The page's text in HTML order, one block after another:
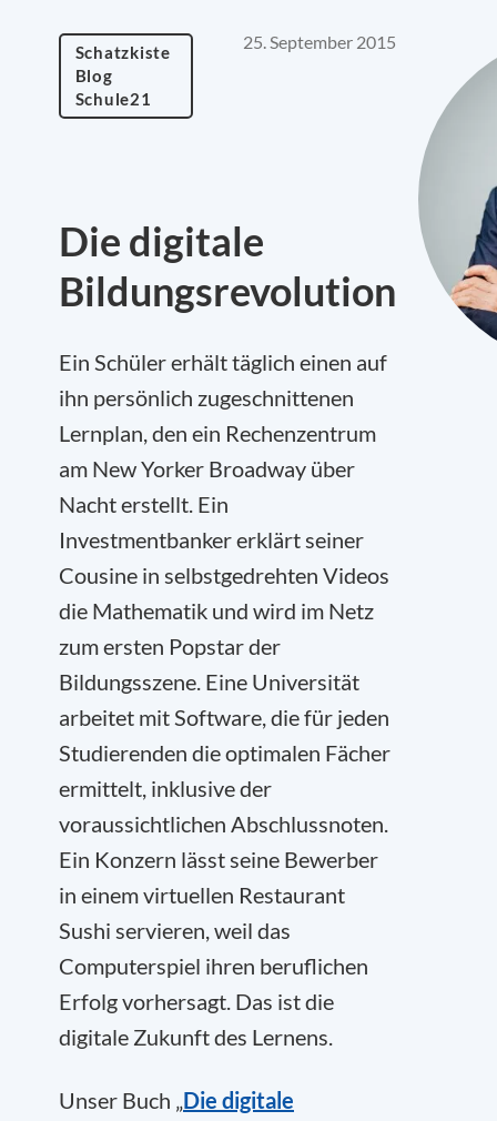
Schatzkiste
Blog
Schule21
25. September 2015
Die digitale
Bildungsrevolution
Ein Schüler erhält täglich einen auf
ihn persönlich zugeschnittenen
Lernplan, den ein Rechenzentrum
am New Yorker Broadway über
Nacht erstellt. Ein
Investmentbanker erklärt seiner
Cousine in selbstgedrehten Videos
die Mathematik und wird im Netz
zum ersten Popstar der
Bildungsszene. Eine Universität
arbeitet mit Software, die für jeden
Studierenden die optimalen Fächer
ermittelt, inklusive der
voraussichtlichen Abschlussnoten.
Ein Konzern lässt seine Bewerber
in einem virtuellen Restaurant
Sushi servieren, weil das
Computerspiel ihren beruflichen
Erfolg vorhersagt. Das ist die
digitale Zukunft des Lernens.
Unser Buch „Die digitale